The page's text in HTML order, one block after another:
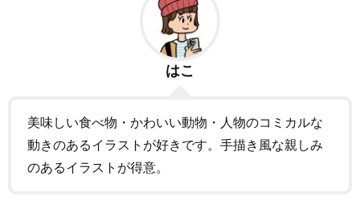
はこ
美味しい食べ物・かわいい動物・人物のコミカルな
動きのあるイラストが好きです。手描き風な親しみ
のあるイラストが得意。